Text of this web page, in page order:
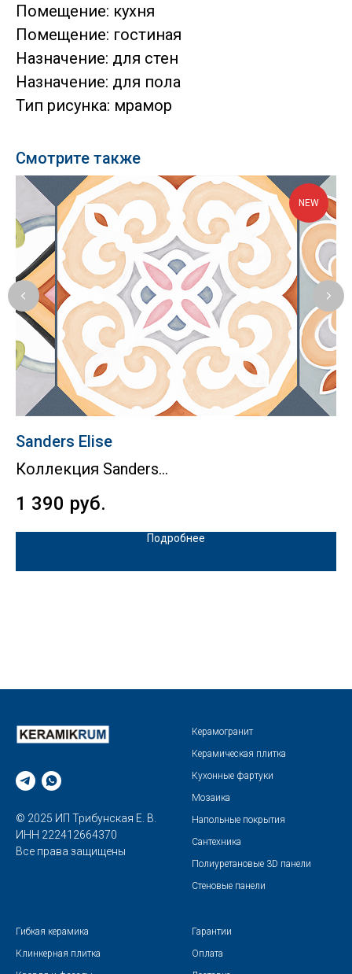
Помещение: кухня
Помещение: гостиная
Назначение: для стен
Назначение: для пола
Тип рисунка: мрамор
Смотрите также
NEW
Sanders Elise
Коллекция Sanders
1 390 руб.
Подробнее
© 2025 ИП Трибунская Е. В.
ИНН 222412664370
Все права защищены
Керамогранит
Керамическая плитка
Кухонные фартуки
Мозаика
Напольные покрытия
Сантехника
Полиуретановые 3D панели
Стеновые панели
Гибкая керамика
Клинкерная плитка
Гарантии
Оплата